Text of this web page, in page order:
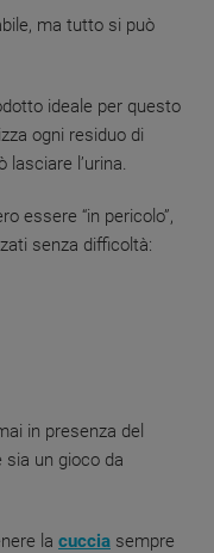
ma tutto si può
ideale per questo
ogni residuo di
lasciare l’urina.
essere “in pericolo”,
senza difficoltà:
in presenza del
un gioco da
la cuccia sempre